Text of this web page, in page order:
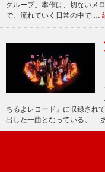
グループ。本作は、切ないメ
で、流れていく日常の中で …
ちるよレコード』に収録され
出した一曲となっている。